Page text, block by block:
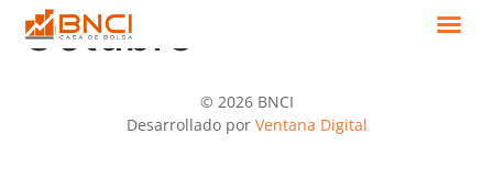
Octubre
© 2026 BNCI
Desarrollado por Ventana Digital